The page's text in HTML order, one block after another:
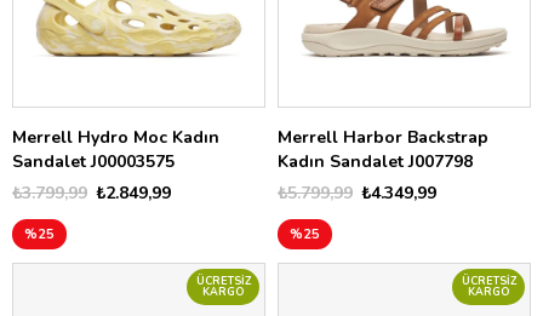
Merrell Hydro Moc Kadın
Sandalet J00003575
₺2.849,99
₺3.799,99
%25
Merrell Harbor Backstrap
Kadın Sandalet J007798
₺4.349,99
₺5.799,99
%25
ÜCRETSIZ
KARGO
ÜCRETSIZ
KARGO